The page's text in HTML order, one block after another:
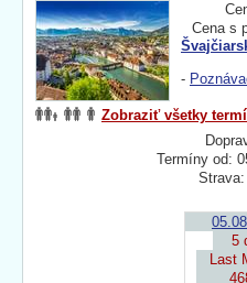
Cena s
-
Zobraziť všetky
Termíny od:
5
Last